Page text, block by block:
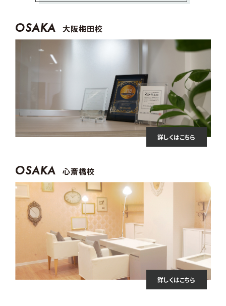
OSAKA 大阪梅田校
詳しくはこちら
OSAKA 心斎橋校
詳しくはこちら